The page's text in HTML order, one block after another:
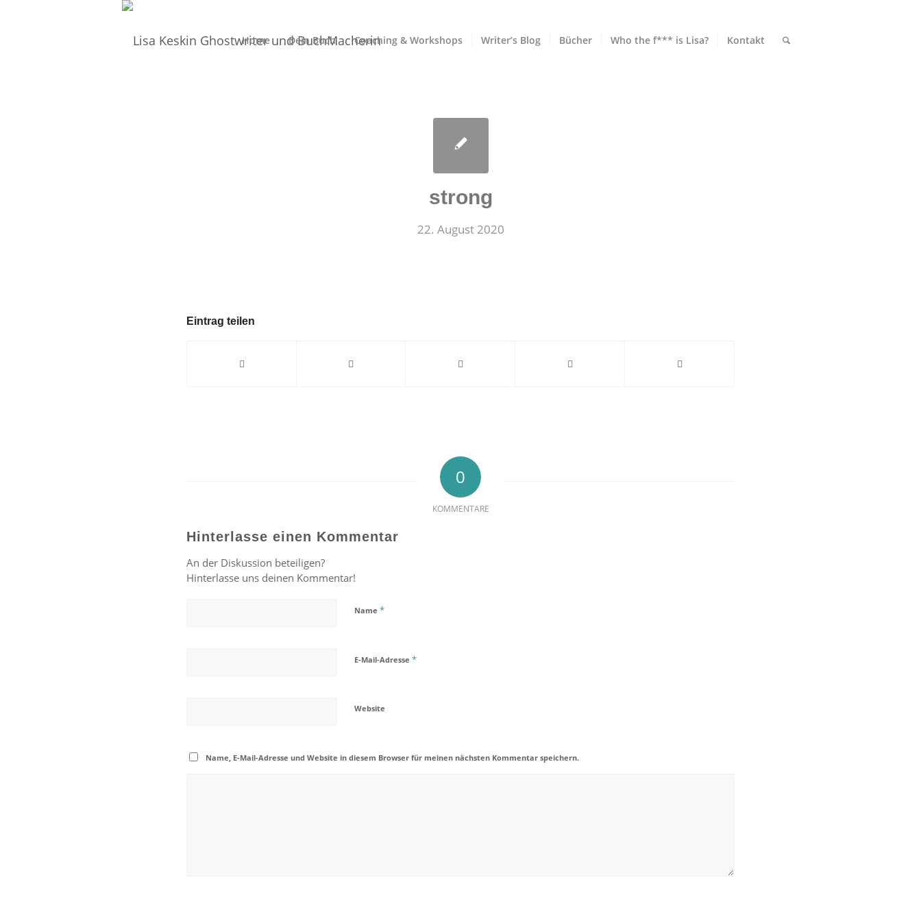
Home Dein Buch Coaching & Workshops Writer’s Blog Bücher Who the f*** is Lisa? Kontakt
strong
22. August 2020
Eintrag teilen
0
KOMMENTARE
Hinterlasse einen Kommentar
An der Diskussion beteiligen?
Hinterlasse uns deinen Kommentar!
Name *
E-Mail-Adresse *
Website
Name, E-Mail-Adresse und Website in diesem Browser für meinen nächsten Kommentar speichern.